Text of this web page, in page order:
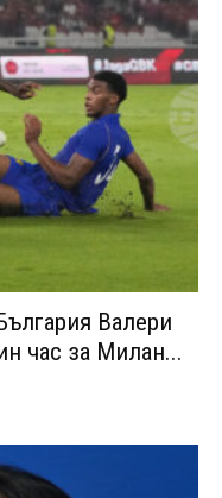
Валери
час за Милан...